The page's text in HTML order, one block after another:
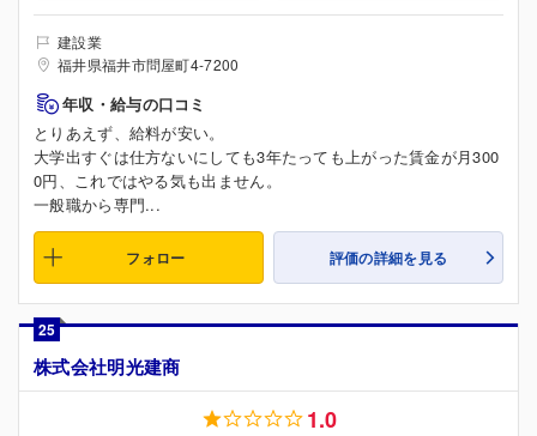
建設業
福井県福井市問屋町4-7200
年収・給与の口コミ
とりあえず、給料が安い。
大学出すぐは仕方ないにしても3年たっても上がった賃金が月300
0円、これではやる気も出ません。
一般職から専門...
フォロー 評価の詳細を見る
25
株式会社明光建商
1.0